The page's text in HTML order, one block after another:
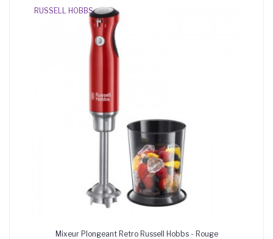
RUSSELL HOBBS
Mixeur Plongeant Retro Russell Hobbs - Rouge